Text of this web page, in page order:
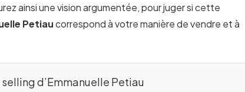
ainsi une vision argumentée, pour juger si cette
Petiaucorrespond à votre manière de vendre et à
d’Emmanuelle Petiau